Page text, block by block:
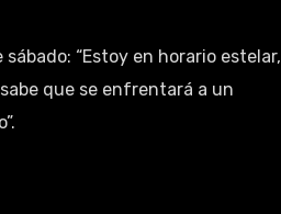
“Estoy en horario estelar,
que se enfrentará a un